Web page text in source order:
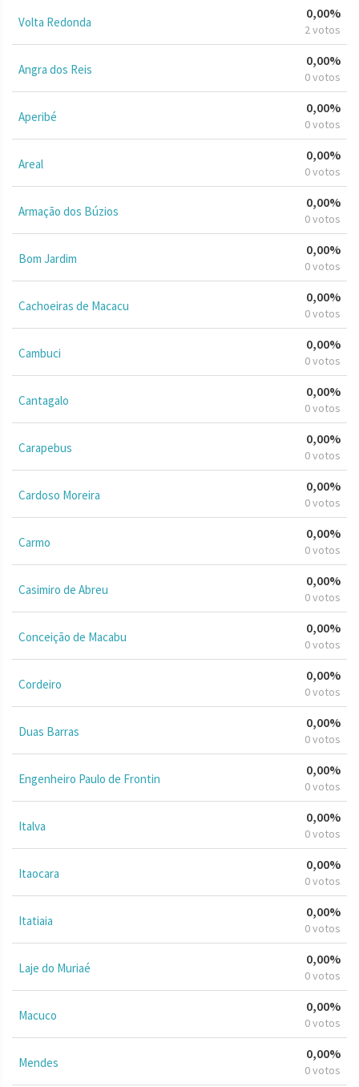
Volta Redonda
0,00%
2 votos
Angra dos Reis
0,00%
0 votos
Aperibé
0,00%
0 votos
Areal
0,00%
0 votos
Armação dos Búzios
0,00%
0 votos
Bom Jardim
0,00%
0 votos
Cachoeiras de Macacu
0,00%
0 votos
Cambuci
0,00%
0 votos
Cantagalo
0,00%
0 votos
Carapebus
0,00%
0 votos
Cardoso Moreira
0,00%
0 votos
Carmo
0,00%
0 votos
Casimiro de Abreu
0,00%
0 votos
Conceição de Macabu
0,00%
0 votos
Cordeiro
0,00%
0 votos
Duas Barras
0,00%
0 votos
Engenheiro Paulo de Frontin
0,00%
0 votos
Italva
0,00%
0 votos
Itaocara
0,00%
0 votos
Itatiaia
0,00%
0 votos
Laje do Muriaé
0,00%
0 votos
Macuco
0,00%
0 votos
Mendes
0,00%
0 votos